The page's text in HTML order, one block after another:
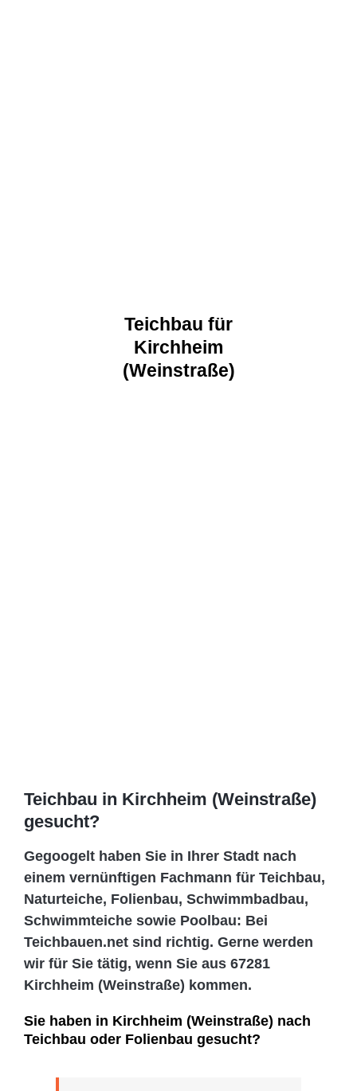
Teichbau für
Kirchheim
(Weinstraße)
Teichbau in Kirchheim (Weinstraße)
gesucht?
Gegoogelt haben Sie in Ihrer Stadt nach
einem vernünftigen Fachmann für Teichbau,
Naturteiche, Folienbau, Schwimmbadbau,
Schwimmteiche sowie Poolbau: Bei
Teichbauen.net sind richtig. Gerne werden
wir für Sie tätig, wenn Sie aus 67281
Kirchheim (Weinstraße) kommen.
Sie haben in Kirchheim (Weinstraße) nach
Teichbau oder Folienbau gesucht?